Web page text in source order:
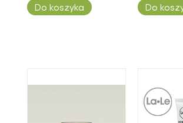
Do koszyka Do